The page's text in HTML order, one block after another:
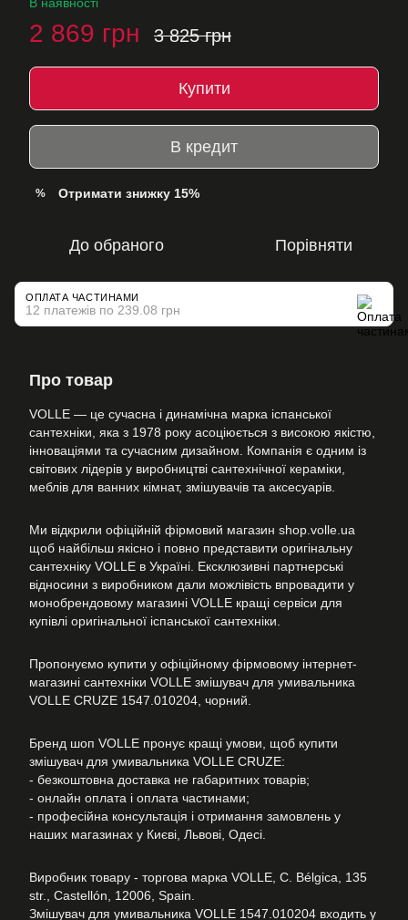
2 869 грн 3 825 грн
Купити
В кредит
% Отримати знижку 15%
До обраного Порівняти
ОПЛАТА ЧАСТИНАМИ
12 платежів по 239.08 грн
Про товар
VOLLE — це сучасна і динамічна марка іспанської
сантехніки, яка з 1978 року асоціюється з високою якістю,
інноваціями та сучасним дизайном. Компанія є одним із
світових лідерів у виробництві сантехнічної кераміки,
меблів для ванних кімнат, змішувачів та аксесуарів.
Ми відкрили офіційній фірмовий магазин shop.volle.ua
щоб найбільш якісно і повно представити оригінальну
сантехніку VOLLE в Україні. Ексклюзивні партнерські
відносини з виробником дали можлівість впровадити у
монобрендовому магазині VOLLE кращі сервіси для
купівлі оригінальної іспанської сантехніки.
Пропонуємо купити у офіційному фірмовому інтернет-
магазині сантехніки VOLLE змішувач для умивальника
VOLLE CRUZE 1547.010204, чорний.
Бренд шоп VOLLE пронує кращі умови, щоб купити
змішувач для умивальника VOLLE CRUZE:
- безкоштовна доставка не габаритних товарів;
- онлайн оплата і оплата частинами;
- професійна консультація і отримання замовлень у
наших магазинах у Києві, Львові, Одесі.
Виробник товару - торгова марка VOLLE, C. Bélgica, 135
str., Castellón, 12006, Spain.
Змішувач для умивальника VOLLE 1547.010204 входить у